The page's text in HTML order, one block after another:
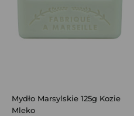
Mydło Marsylskie 125g Kozie
Mleko